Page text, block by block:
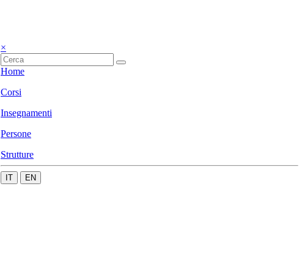
×
Home
Corsi
Insegnamenti
Persone
Strutture
IT EN